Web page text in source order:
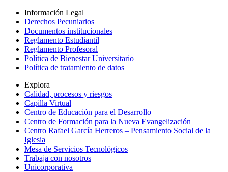
Información Legal
Derechos Pecuniarios
Documentos institucionales
Reglamento Estudiantil
Reglamento Profesoral
Política de Bienestar Universitario
Política de tratamiento de datos
Explora
Calidad, procesos y riesgos
Capilla Virtual
Centro de Educación para el Desarrollo
Centro de Formación para la Nueva Evangelización
Centro Rafael García Herreros – Pensamiento Social de la
Iglesia
Mesa de Servicios Tecnológicos
Trabaja con nosotros
Unicorporativa